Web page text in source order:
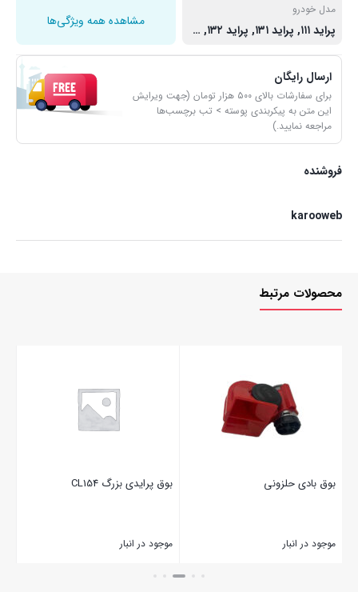
مدل خودرو
پراید ۱۱۱, پراید ۱۳۱, پراید ۱۳۲, پراید ۱۵۱, پراید صبا
مشاهده همه ویژگی‌ها
ارسال رایگان
برای سفارشات بالای ۵۰۰ هزار تومان (جهت ویرایش
این متن به پیکربندی پوسته > تب برچسب‌ها
مراجعه نمایید.)
فروشنده
karooweb
محصولات مرتبط
بوق بادی حلزونی
موجود در انبار
بوق پرایدی بزرگ CL154
موجود در انبار
بستن